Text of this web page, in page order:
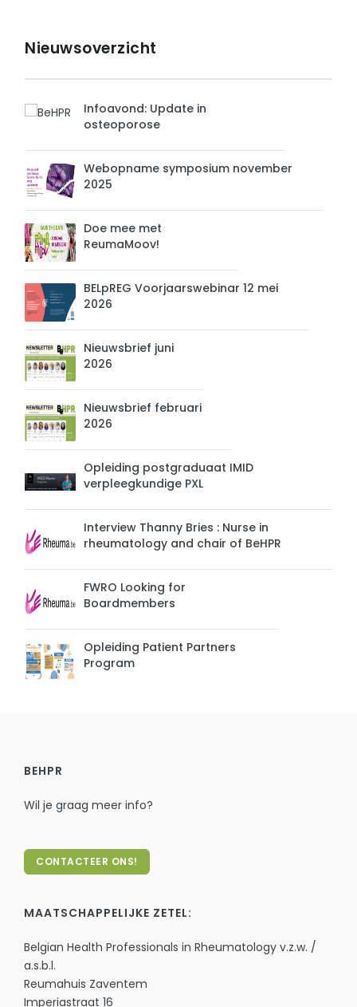
Nieuwsoverzicht
Infoavond: Update in
osteoporose
Webopname symposium november
2025
Doe mee met
ReumaMoov!
BELpREG Voorjaarswebinar 12 mei
2026
Nieuwsbrief juni
2026
Nieuwsbrief februari
2026
Opleiding postgraduaat IMID
verpleegkundige PXL
Interview Thanny Bries : Nurse in
rheumatology and chair of BeHPR
FWRO Looking for
Boardmembers
Opleiding Patient Partners
Program
BEHPR
Wil je graag meer info?
CONTACTEER ONS!
MAATSCHAPPELIJKE ZETEL:
Belgian Health Professionals in Rheumatology v.z.w. /
a.s.b.l.
Reumahuis Zaventem
Imperiastraat 16